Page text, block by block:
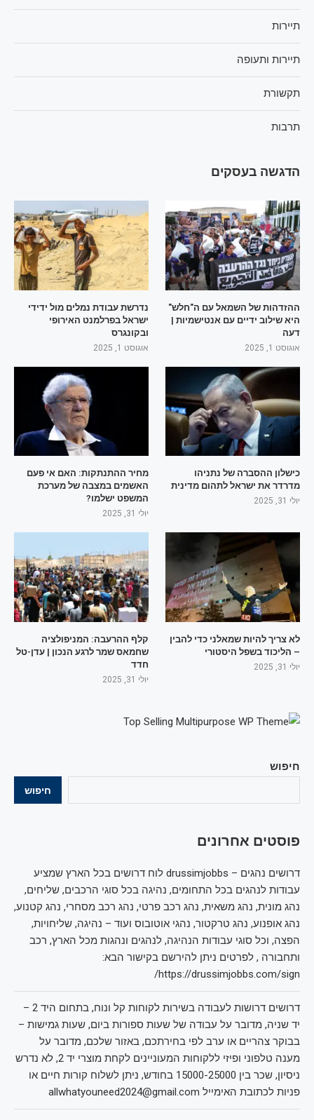
חיפוש
חיפוש
פוסטים אחרונים
דרושים נהגים – drussimjobbs לוח דרושים בכל הארץ שמציע
עבודות לנהגים בכל התחומים, נהיגה בכל סוגי הרכבים, שליחים,
נהג מונית, נהג משאית, נהג רכב פרטי, נהג רכב מסחרי, נהג קטנוע,
נהג אופנוע, נהג טרקטור, נהגי אוטובוס ועוד – נהיגה, שליחויות,
הפצה, וכל סוגי עבודות הנהיגה, לנהגים ונהגות מכל הארץ, רכב
ותחבורה , לפרטים ניתן להירשם בקישור הבא:
https://drussimjobbs.com/sign/
דרושים דרושות לעבודה בשירות לקוחות קל ונוח, בתחום היד 2 –
יד שניה, מדובר על עבודה של שעות ספורות ביום, שעות גמישות –
בבוקר צהריים או ערב לפי בחירתכם, באזור שלכם, מדובר על
מענה טלפוני ופיזי ללקוחות המעוניינים לקחת מוצרי יד 2, לא נדרש
ניסיון, שכר בין 15000-25000 בחודש, ניתן לשלוח קורות חיים או
פניות לכתובת האימייל allwhatyouneed2024@gmail.com
תיירות
תיירות ותעופה
תקשורת
תרבות
הדגשה בעסקים
ההזדהות של השמאל עם ה"חלש"
היא שילוב ידיים עם אנטישמיות |
דעה
אוגוסט 1, 2025
נדרשת עבודת נמלים מול ידידי
ישראל בפרלמנט האירופי
ובקונגרס
אוגוסט 1, 2025
כישלון ההסברה של נתניהו
מדרדר את ישראל לתהום מדינית
יולי 31, 2025
מחיר ההתנתקות: האם אי פעם
האשמים במצבה של מערכת
המשפט ישלמו?
יולי 31, 2025
לא צריך להיות שמאלני כדי להבין
– הליכוד בשפל היסטורי
יולי 31, 2025
קלף ההרעבה: המניפולציה
שחמאס שמר לרגע הנכון | עדן-טל
חדד
יולי 31, 2025